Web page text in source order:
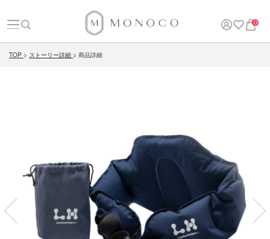
0
TOP ストーリー詳細 商品詳細